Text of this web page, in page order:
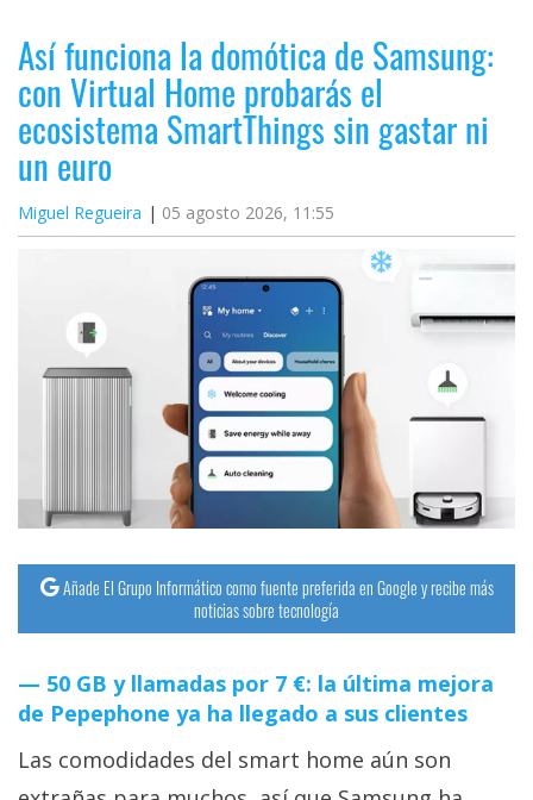
Así funciona la domótica de Samsung:
con Virtual Home probarás el
ecosistema SmartThings sin gastar ni
un euro
Miguel Regueira 05 agosto 2026, 11:55
Añade El Grupo Informático como fuente preferida en Google y recibe más
noticias sobre tecnología
50 GB y llamadas por 7 €: la última mejora
de Pepephone ya ha llegado a sus clientes
Las comodidades del smart home aún son